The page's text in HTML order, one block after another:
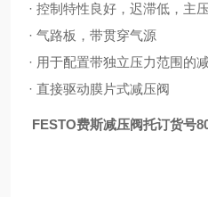
· 控制特性良好，迟滞低，主
· 气路板，带贯穿气源
· 用于配置带独立压力范围的
· 直接驱动膜片式减压阀
FESTO费斯减压阀托订货号